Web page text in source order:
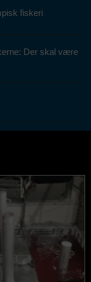
fiskeri
Der skal være